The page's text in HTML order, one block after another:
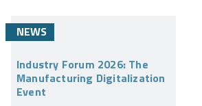
NEWS
Industry Forum 2026: The
Manufacturing Digitalization
Event